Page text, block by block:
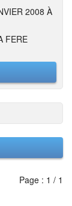
2008 À
FERE
Page : 1 / 1